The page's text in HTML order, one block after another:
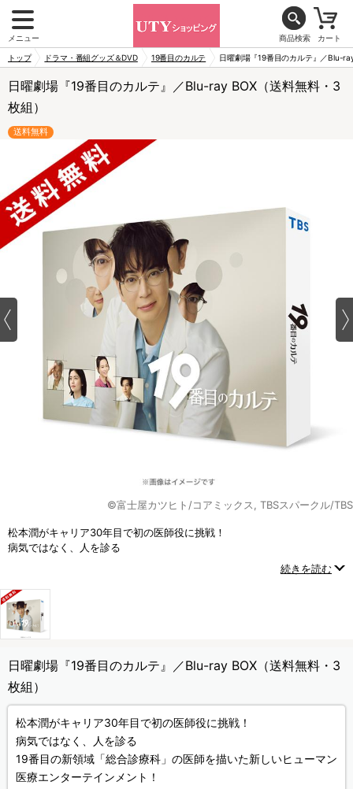
メニュー 商品検索 カート
トップ ドラマ・番組グッズ＆DVD 19番目のカルテ 日曜劇場『19番目のカルテ』／Blu-
日曜劇場『19番目のカルテ』／Blu-ray BOX（送料無料・3
枚組）
送料無料
©富士屋カツヒト/コアミックス, TBSスパークル/TBS
松本潤がキャリア30年目で初の医師役に挑戦！
病気ではなく、人を診る
19番目の新領域「総合診療科」の医師を描いた新しいヒューマン医療エ
続きを読む
日曜劇場『19番目のカルテ』／Blu-ray BOX（送料無料・3
枚組）
松本潤がキャリア30年目で初の医師役に挑戦！
病気ではなく、人を診る
19番目の新領域「総合診療科」の医師を描いた新しいヒューマン
医療エンターテインメント！